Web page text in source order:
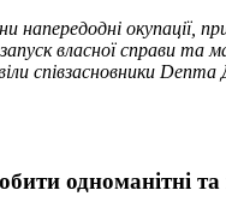
напередодні окупації,
власної справи та
співзасновники
одноманітні та